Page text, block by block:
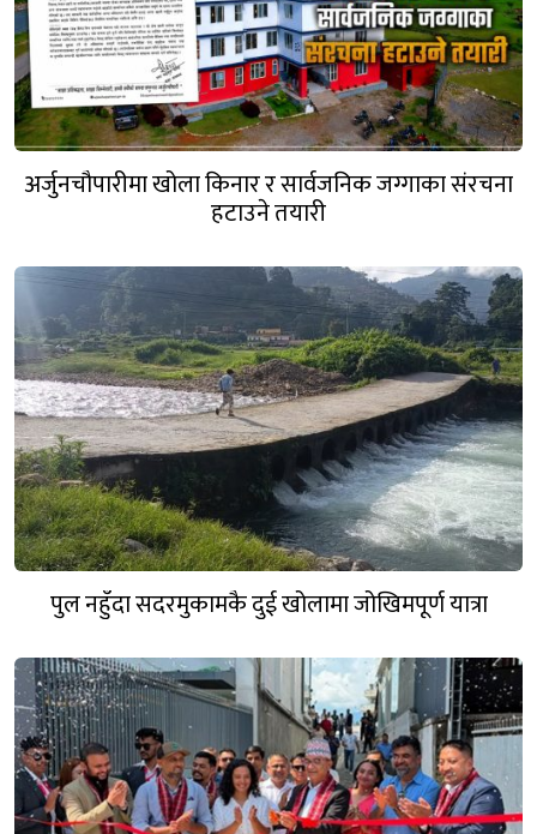
अर्जुनचौपारीमा खोला किनार र सार्वजनिक जग्गाका संरचना
हटाउने तयारी
पुल नहुँदा सदरमुकामकै दुई खोलामा जोखिमपूर्ण यात्रा